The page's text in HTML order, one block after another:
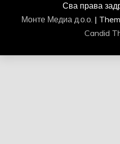
Сва права
Монте Медиа д.о.о. |
Candid